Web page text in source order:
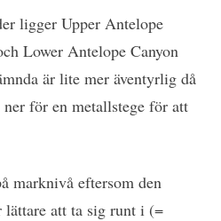
ligger Upper Antelope
Lower Antelope Canyon
är lite mer äventyrlig då
för en metallstege för att
marknivå eftersom den
lättare att ta sig runt i (=